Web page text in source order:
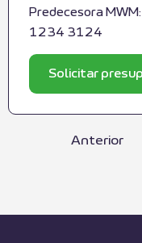
Predecesora
1234 3124
Solicitar
Anterior